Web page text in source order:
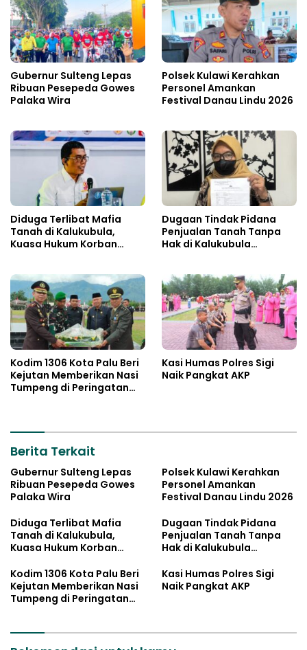
Gubernur Sulteng Lepas
Ribuan Pesepeda Gowes
Palaka Wira
Polsek Kulawi Kerahkan
Personel Amankan
Festival Danau Lindu 2026
Diduga Terlibat Mafia
Tanah di Kalukubula,
Kuasa Hukum Korban
Dugaan Tindak Pidana
Penjualan Tanah Tanpa
Hak di Kalukubula
Kodim 1306 Kota Palu Beri
Kejutan Memberikan Nasi
Tumpeng di Peringatan
Kasi Humas Polres Sigi
Naik Pangkat AKP
Berita Terkait
Gubernur Sulteng Lepas
Ribuan Pesepeda Gowes
Palaka Wira
Polsek Kulawi Kerahkan
Personel Amankan
Festival Danau Lindu 2026
Diduga Terlibat Mafia
Tanah di Kalukubula,
Kuasa Hukum Korban
Oknum Aparat Desa
Dugaan Tindak Pidana
Penjualan Tanah Tanpa
Hak di Kalukubula
Kodim 1306 Kota Palu Beri
Kejutan Memberikan Nasi
Tumpeng di Peringatan
Kasi Humas Polres Sigi
Naik Pangkat AKP